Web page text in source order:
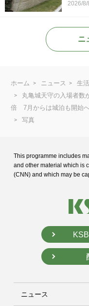
2026/8/
ニ
ホーム ニュース
生
丸亀城天守の入場者
倍 7月からは城泊も開始
写真
This programme includes
and other material which is
(CNN) and which may be
ニュース